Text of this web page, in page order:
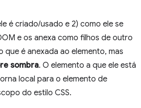
é criado/usado e 2) como ele se
e os anexa como filhos de outro
é anexada ao elemento, mas
sombra. O elemento a que ele está
local para o elemento de
do estilo CSS.